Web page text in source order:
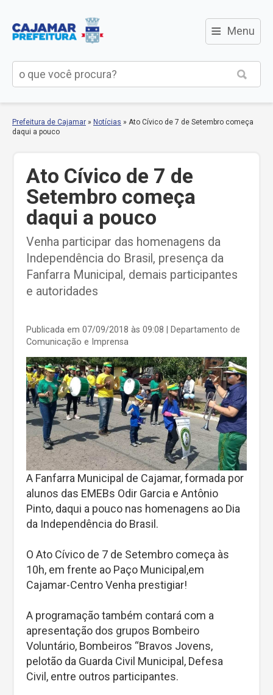
≡ Menu
Prefeitura de Cajamar » Notícias » Ato Cívico de 7 de Setembro começa
daqui a pouco
Ato Cívico de 7 de
Setembro começa
daqui a pouco
Venha participar das homenagens da
Independência do Brasil, presença da
Fanfarra Municipal, demais participantes
e autoridades
Publicada em 07/09/2018 às 09:08
| Departamento de
Comunicação e Imprensa
A Fanfarra Municipal de Cajamar, formada por
alunos das EMEBs Odir Garcia e Antônio
Pinto, daqui a pouco nas homenagens ao Dia
da Independência do Brasil.
O Ato Cívico de 7 de Setembro começa às
10h, em frente ao Paço Municipal,em
Cajamar-Centro Venha prestigiar!
A programação também contará com a
apresentação dos grupos Bombeiro
Voluntário, Bombeiros “Bravos Jovens,
pelotão da Guarda Civil Municipal, Defesa
Civil, entre outros participantes.